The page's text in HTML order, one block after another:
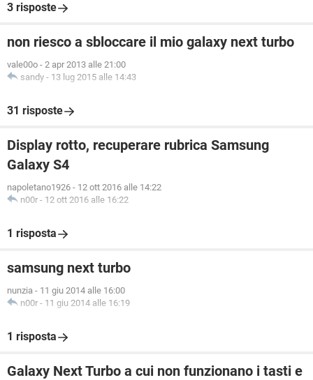
3 risposte
non riesco a sbloccare il mio galaxy next turbo
vale00o - 2 apr 2013 alle 21:00
sandy - 13 lug 2015 alle 14:43
31 risposte
Display rotto, recuperare rubrica Samsung
Galaxy S4
napoletano1926 - 12 ott 2016 alle 14:22
n00r - 12 ott 2016 alle 16:22
1 risposta
samsung next turbo
nunzia - 11 giu 2014 alle 16:00
n00r - 11 giu 2014 alle 16:19
1 risposta
Galaxy Next Turbo a cui non funzionano i tasti e